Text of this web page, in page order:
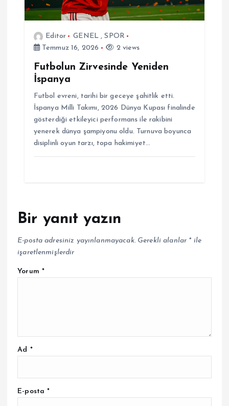
Editor GENEL,SPOR
Temmuz 16, 2026
2 views
Futbolun Zirvesinde Yeniden
İspanya
Futbol evreni, tarihi bir geceye şahitlik etti.
İspanya Milli Takımı, 2026 Dünya Kupası finalinde
gösterdiği etkileyici performans ile rakibini
yenerek dünya şampiyonu oldu. Turnuva boyunca
disiplinli oyun tarzı, topa hakimiyet…
Bir yanıt yazın
E-posta adresiniz yayınlanmayacak. Gerekli alanlar *ile
işaretlenmişlerdir
Yorum *
Ad *
E-posta*